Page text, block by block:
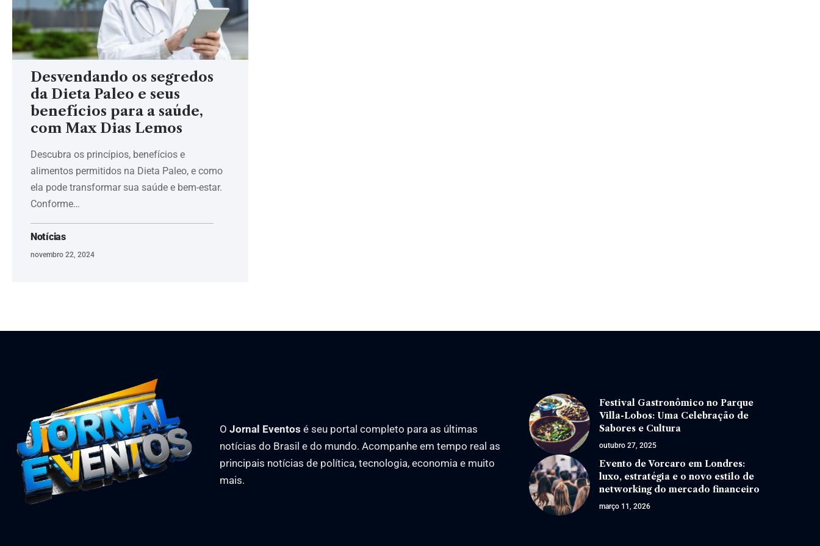
Desvendando os segredos
da Dieta Paleo e seus
benefícios para a saúde,
com Max Dias Lemos
Descubra os princípios, benefícios e
alimentos permitidos na Dieta Paleo, e como
ela pode transformar sua saúde e bem-estar.
Conforme…
Notícias
novembro 22, 2024
O Jornal Eventos é seu portal completo para as últimas
notícias do Brasil e do mundo. Acompanhe em tempo real as
principais notícias de política, tecnologia, economia e muito
mais.
Festival Gastronômico no Parque
Villa-Lobos: Uma Celebração de
Sabores e Cultura
outubro 27, 2025
Evento de Vorcaro em Londres:
luxo, estratégia e o novo estilo de
networking do mercado financeiro
março 11, 2026